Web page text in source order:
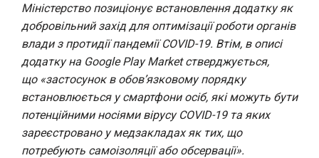
Міністерство позиціонує встановлення додатку як
добровільний захід для оптимізації роботи органів
влади з протидії пандемії COVID-19. Втім, в описі
додатку на Google Play Market стверджується,
що«застосунок в обов’язковому порядку
встановлюється у смартфони осіб, які можуть бути
потенційними носіями вірусу COVID-19 та яких
зареєстровано у медзакладах як тих, що
потребують самоізоляції або обсервації».